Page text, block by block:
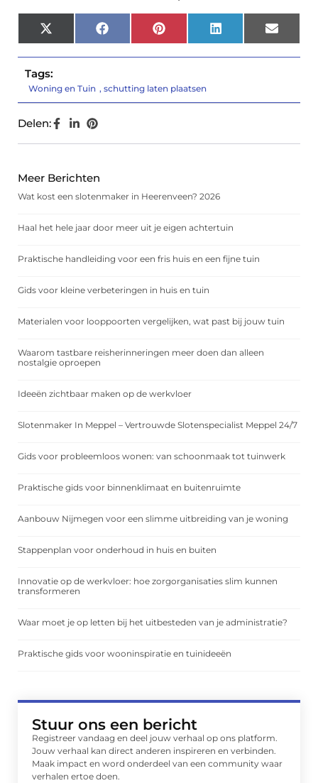
X
(Twitter)
FacebookPinterest LinkedIn Email
Tags:
Woning en Tuin , schutting laten plaatsen
Delen:
Meer Berichten
Wat kost een slotenmaker in Heerenveen? 2026
Haal het hele jaar door meer uit je eigen achtertuin
Praktische handleiding voor een fris huis en een fijne tuin
Gids voor kleine verbeteringen in huis en tuin
Materialen voor looppoorten vergelijken, wat past bij jouw tuin
Waarom tastbare reisherinneringen meer doen dan alleen
nostalgie oproepen
Ideeën zichtbaar maken op de werkvloer
Slotenmaker In Meppel – Vertrouwde Slotenspecialist Meppel 24/7
Gids voor probleemloos wonen: van schoonmaak tot tuinwerk
Praktische gids voor binnenklimaat en buitenruimte
Aanbouw Nijmegen voor een slimme uitbreiding van je woning
Stappenplan voor onderhoud in huis en buiten
Innovatie op de werkvloer: hoe zorgorganisaties slim kunnen
transformeren
Waar moet je op letten bij het uitbesteden van je administratie?
Praktische gids voor wooninspiratie en tuinideeën
Stuur ons een bericht
Registreer vandaag en deel jouw verhaal op ons platform.
Jouw verhaal kan direct anderen inspireren en verbinden.
Maak impact en word onderdeel van een community waar
verhalen ertoe doen.